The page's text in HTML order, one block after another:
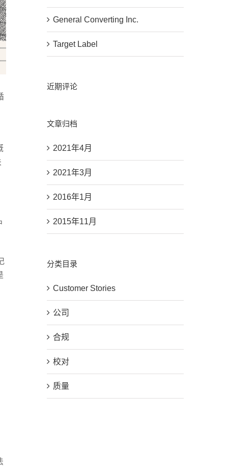
General Converting Inc.
Target Label
近期评论
文章归档
2021年4月
2021年3月
2016年1月
2015年11月
分类目录
Customer Stories
公司
合规
校对
质量